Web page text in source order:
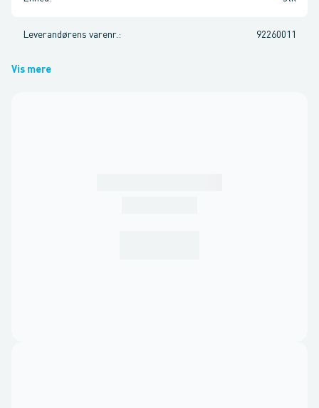
Leverandørens varenr. : 92260011
Vis mere